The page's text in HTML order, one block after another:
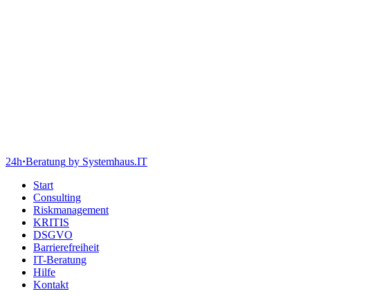
24h·Beratung by Systemhaus.IT
Start
Consulting
Riskmanagement
KRITIS
DSGVO
Barrierefreiheit
IT-Beratung
Hilfe
Kontakt